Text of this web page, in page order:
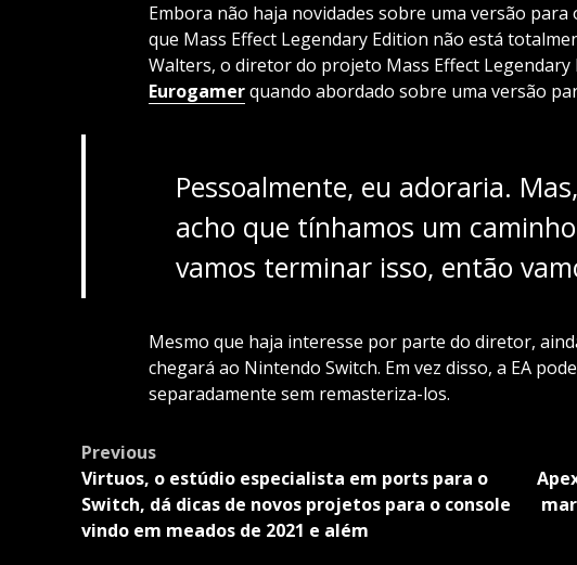
Embora não haja novidades sobre uma versão
que Mass Effect Legendary Edition não está
Walters, o diretor do projeto Mass Effect
Eurogamerquando abordado sobre uma versão
Pessoalmente, eu adoraria.
acho que tínhamos um
vamos terminar isso, então
Mesmo que haja interesse por parte do diretor,
chegará ao Nintendo Switch. Em vez disso, a EA
separadamente sem remasteriza-los.
Post
navigation
Previous
Virtuos, o estúdio especialista em ports para o
Switch, dá dicas de novos projetos para o console
vindo em meados de 2021 e além